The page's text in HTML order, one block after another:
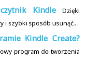
Kindle
Dzięki
i szybki sposób usunąć...
Kindle Create?
program do tworzenia